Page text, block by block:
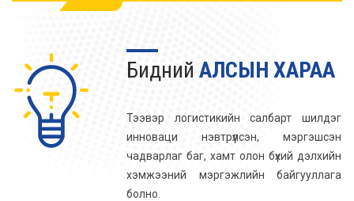
Бидний АЛСЫН ХАРАА
Тээвэр логистикийн салбарт шилдэг
инноваци нэвтрүүлсэн, мэргэшсэн
чадварлаг баг, хамт олон бүхий дэлхийн
хэмжээний мэргэжлийн байгууллага
болно.